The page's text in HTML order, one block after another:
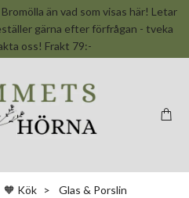
än vad som visas här! Letar
gärna efter förfrågan - tveka
oss! Frakt 79:-
🧡 Kök
Glas & Porslin